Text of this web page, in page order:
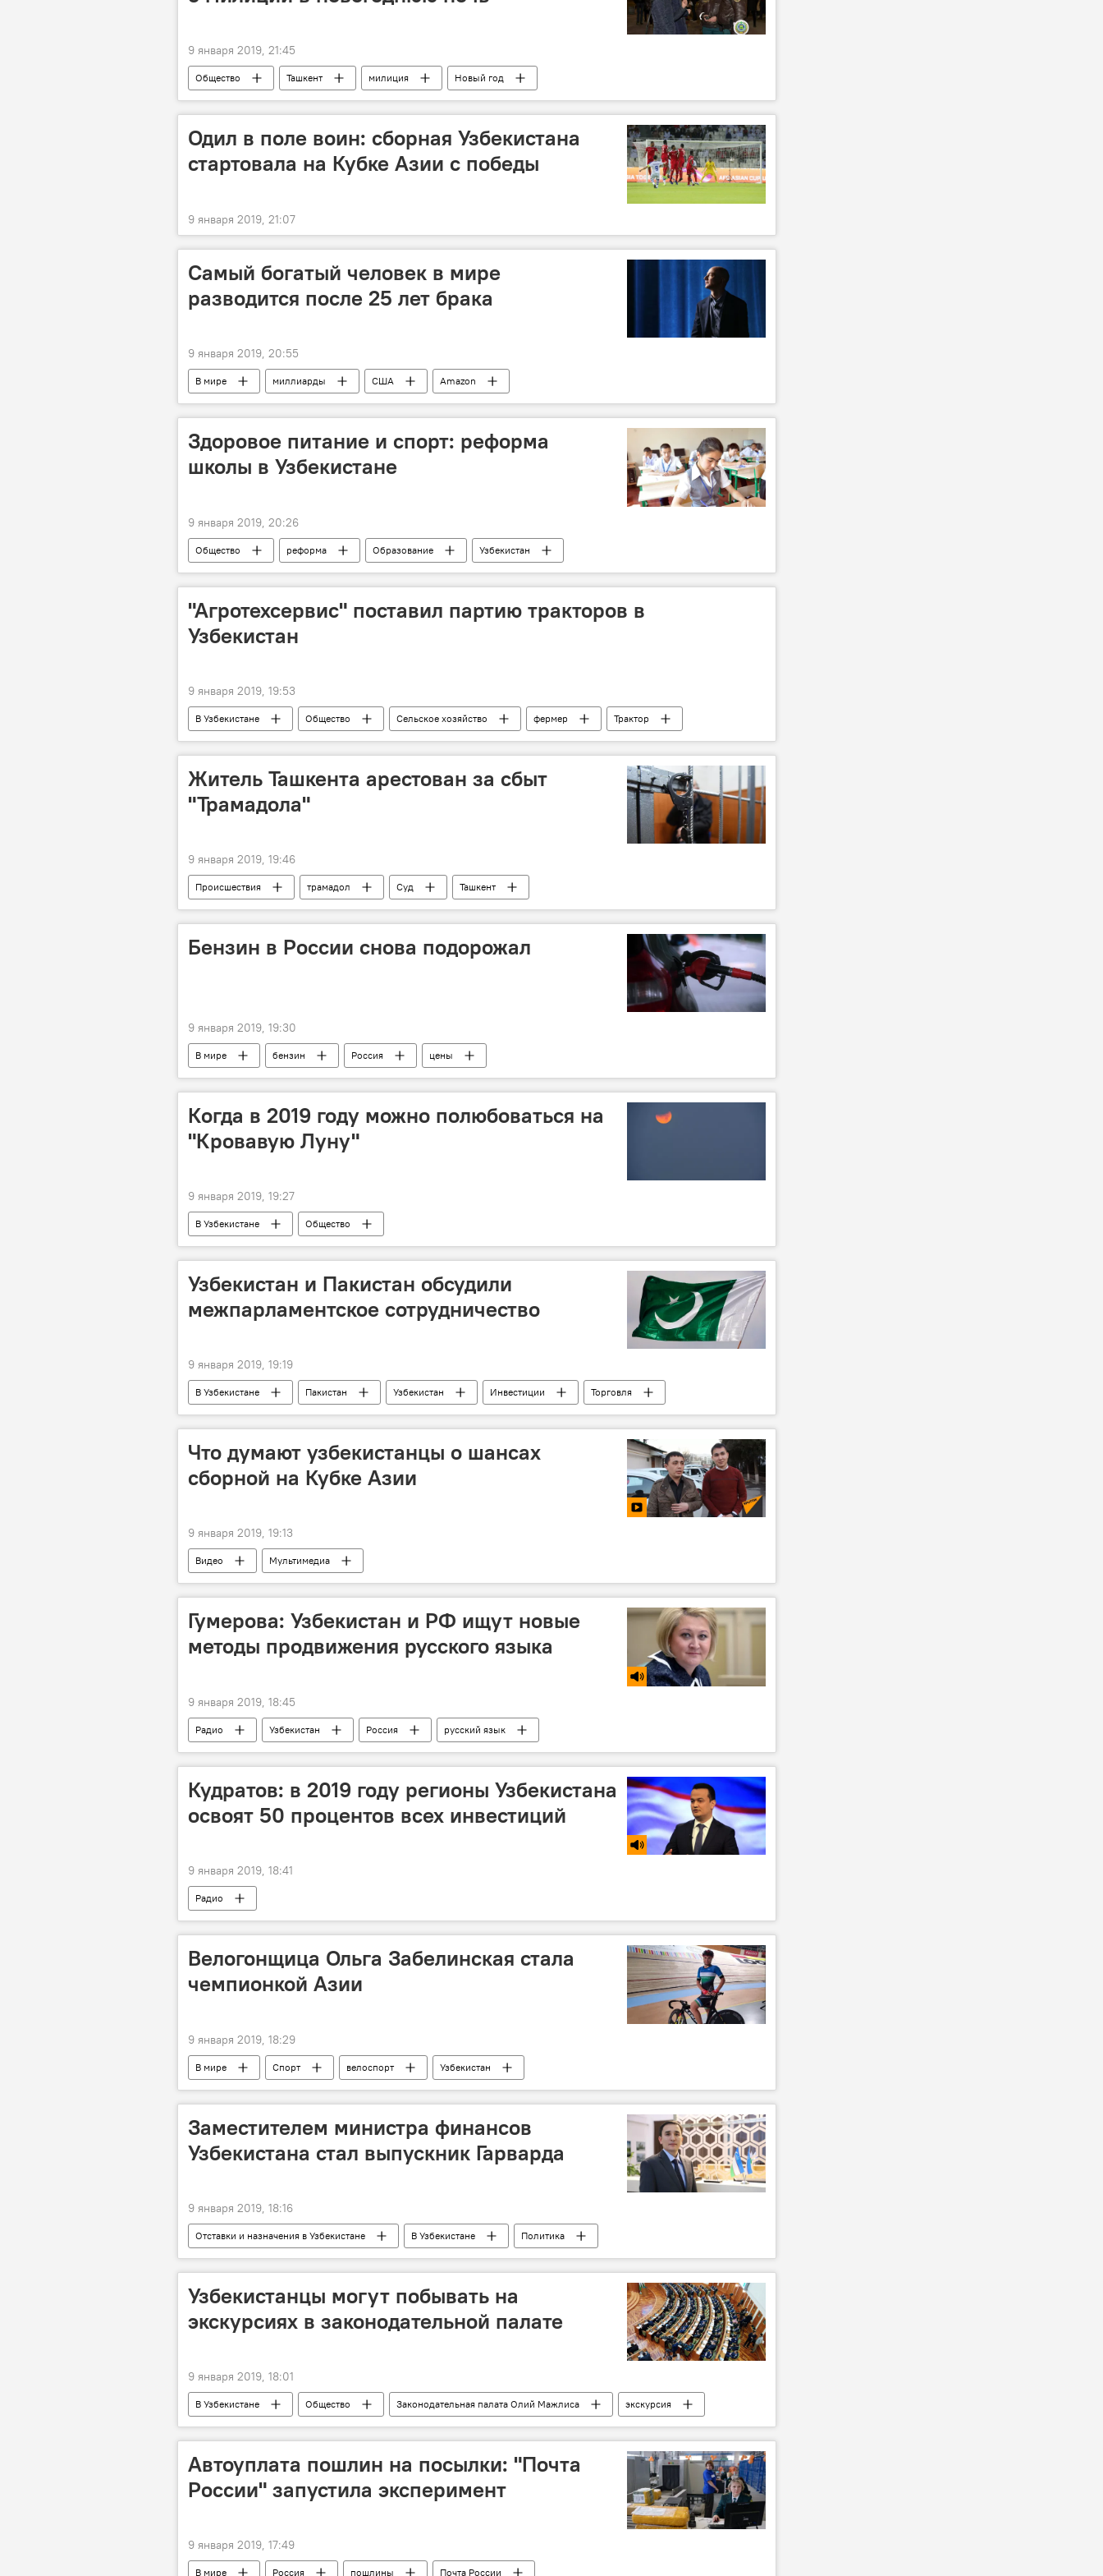
9 января 2019, 21:45
Общество Ташкент милиция Новый год
Одил в поле воин: сборная Узбекистана
стартовала на Кубке Азии с победы
9 января 2019, 21:07
Самый богатый человек в мире
разводится после 25 лет брака
9 января 2019, 20:55
В мире миллиарды США Amazon
Здоровое питание и спорт: реформа
школы в Узбекистане
9 января 2019, 20:26
Общество реформа Образование Узбекистан
"Агротехсервис" поставил партию тракторов в
Узбекистан
9 января 2019, 19:53
В Узбекистане Общество Сельское хозяйство фермер
Трактор
техника
Беларусь
Житель Ташкента арестован за сбыт
"Трамадола"
9 января 2019, 19:46
Происшествия трамадол Суд Ташкент
Бензин в России снова подорожал
9 января 2019, 19:30
В мире бензин Россия цены
Когда в 2019 году можно полюбоваться на
"Кровавую Луну"
9 января 2019, 19:27
В Узбекистане Общество
Узбекистан и Пакистан обсудили
межпарламентское сотрудничество
9 января 2019, 19:19
В Узбекистане Пакистан Узбекистан Инвестиции
Торговля
Политика
Что думают узбекистанцы о шансах
сборной на Кубке Азии
9 января 2019, 19:13
Видео Мультимедиа
Гумерова: Узбекистан и РФ ищут новые
методы продвижения русского языка
9 января 2019, 18:45
Радио Узбекистан Россия русский язык
Кудратов: в 2019 году регионы Узбекистана
освоят 50 процентов всех инвестиций
9 января 2019, 18:41
Радио
Велогонщица Ольга Забелинская стала
чемпионкой Азии
9 января 2019, 18:29
В мире Спорт велоспорт Узбекистан
Заместителем министра финансов
Узбекистана стал выпускник Гарварда
9 января 2019, 18:16
Отставки и назначения в Узбекистане В Узбекистане Политика
Узбекистанцы могут побывать на
экскурсиях в законодательной палате
9 января 2019, 18:01
В Узбекистане Общество Законодательная палата Олий Мажлиса
экскурсия
Парламент
Автоуплата пошлин на посылки: "Почта
России" запустила эксперимент
9 января 2019, 17:49
В мире Россия пошлины Почта России